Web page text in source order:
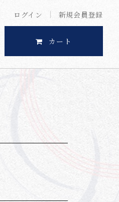
ログイン 新規会員登録
カート